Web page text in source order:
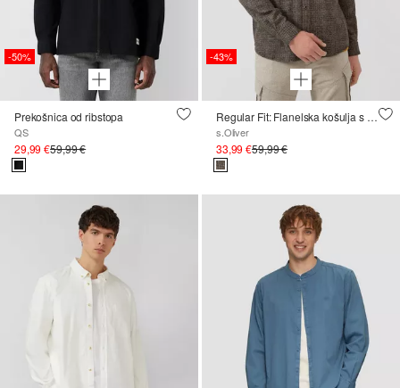
-50%
Prekošnica od ribstopa
QS
29,99 €59,99 €
-43%
Regular Fit: Flanelska košulja s ovratnikom na kopčanje
s.Oliver
33,99 €59,99 €